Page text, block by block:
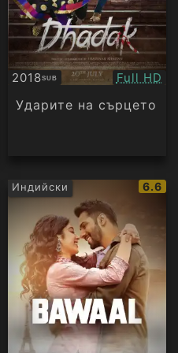
2018SUB
Субтитри Full HD
Ударите на сърцето
Индийски
IMDb
6.6